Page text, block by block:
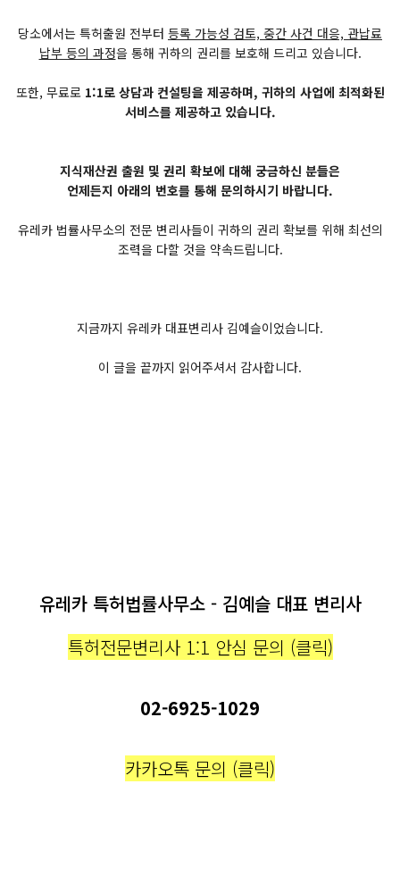
당소에서는 특허출원 전부터 등록 가능성 검토, 중간 사건 대응, 관납료
납부 등의 과정을 통해 귀하의 권리를 보호해 드리고 있습니다.
또한, 무료로1:1로 상담과 컨설팅을 제공하며, 귀하의 사업에 최적화된
서비스를 제공하고 있습니다.
지식재산권 출원 및 권리 확보에 대해 궁금하신 분들은
언제든지 아래의 번호를 통해 문의하시기 바랍니다.
유레카 법률사무소의 전문 변리사들이 귀하의 권리 확보를 위해 최선의
조력을 다할 것을 약속드립니다.
지금까지 유레카 대표변리사 김예슬이었습니다.
이 글을 끝까지 읽어주셔서 감사합니다.
유레카 특허법률사무소 - 김예슬 대표 변리사
특허전문변리사 1:1 안심 문의 (클릭)
02-6925-1029
카카오톡 문의 (클릭)